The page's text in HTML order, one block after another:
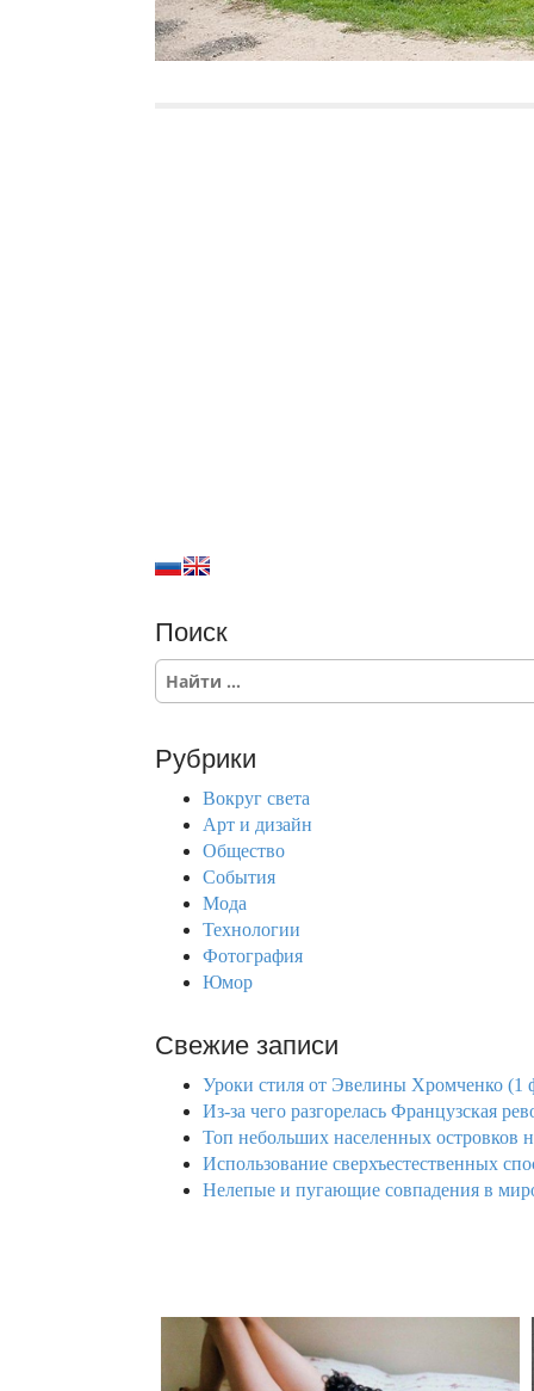
Поиск
S
e
c
Рубрики
Вокруг света
Арт и дизайн
Общество
События
Мода
Технологии
Фотография
Юмор
Свежие записи
Уроки стиля от Эвелины Хромченко (1
Из-за чего разгорелась Французская
Топ небольших населенных островков
Использование сверхъестественных
Нелепые и пугающие совпадения в